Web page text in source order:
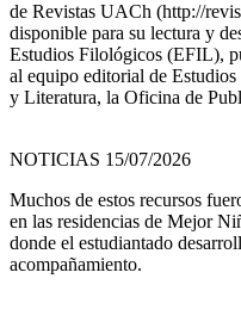
de Revistas UACh (http://
disponible para su lectura y
Estudios Filológicos (EFIL),
al equipo editorial de
y Literatura, la Oficina de
NOTICIAS 15/07/2026
Muchos de estos recursos
en las residencias de Mejor
donde el estudiantado
acompañamiento.